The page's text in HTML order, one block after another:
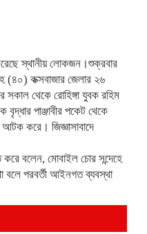
স্থানীয় লোকজন।শুক্রবার
(৪০) কক্সবাজার জেলার ২৬
থেকে রোহিঙ্গা যুবক রহিম
পাঞ্জাবীর পকেট থেকে
করে। জিজ্ঞাসাবাদে
করে বলেন, মোবাইল চোর সন্দেহে
বলে পরবর্তী আইনগত ব্যবস্থা